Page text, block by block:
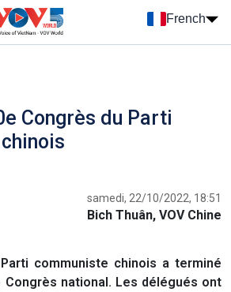
French
Congrès du Parti
samedi, 22/10/2022, 18:51
Bich Thuân, VOV Chine
Parti communiste chinois a terminé
Congrès national. Les délégués ont